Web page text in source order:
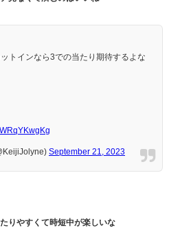
トインなら3での当たり期待するよな
September 21, 2023
りやすくて時短中が楽しいな